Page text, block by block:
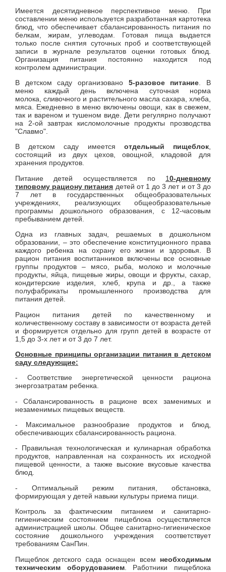
Имеется десятидневное перспективное меню. При
составлении меню используется разработанная картотека
блюд, что обеспечивает сбалансированность питания по
белкам, жирам, углеводам. Готовая пища выдается
только после снятия суточных проб и соответствующей
записи в журнале результатов оценки готовых блюд.
Организация питания постоянно находится под
контролем администрации.
В детском саду организовано 5-разовое питание . В
меню каждый день включена суточная норма
молока,сливочного и растительного масла сахара, хлеба,
мяса. Ежедневно в меню включены овощи, как в свежем,
так и вареном и тушеном виде. Дети регулярно получают
на 2-ой завтрак кисломолочные продукты прозводства
"Славмо".
В детском саду имеется отдельный пищеблок,
состоящий из двух цехов, овощной, кладовой для
хранения продуктов.
Питание детей осуществляется по 10-дневному
типовому рациону питания детей от 1 до 3 лет и от 3 до
7 лет в государственных общеобразовательных
учреждениях, реализующих общеобразовательные
программы дошкольного образования, с 12-часовым
пребыванием детей.
Одна из главных задач, решаемых в дошкольном
образовании, – это обеспечение конституционного права
каждого ребенка на охрану его жизни и здоровья. В
рацион питания воспитанников включены все основные
группы продуктов – мясо, рыба, молоко и молочные
продукты, яйца, пищевые жиры, овощи и фрукты, сахар,
кондитерские изделия, хлеб, крупа и др., а также
полуфабрикаты промышленного производства для
питания детей.
Рацион питания детей по качественному и
количественному составу в зависимости от возраста детей
и формируется отдельно для групп детей в возрасте от
1,5 до 3-х лет и от 3 до 7 лет.
Основные принципы организации питания в детском
саду следующие:
- Соответствие энергетической ценности рациона
энергозатратам ребенка.
- Сбалансированность в рационе всех заменимых и
незаменимых пищевых веществ.
- Максимальное разнообразие продуктов и блюд,
обеспечивающих сбалансированность рациона.
- Правильная технологическая и кулинарная обработка
продуктов, направленная на сохранность их исходной
пищевой ценности, а также высокие вкусовые качества
блюд.
- Оптимальный режим питания, обстановка,
формирующая у детей навыки культуры приема пищи.
Контроль за фактическим питанием и санитарно-
гигиеническим состоянием пищеблока осуществляется
администрацией школы. Общее санитарно-гигиеническое
состояние дошкольного учреждения соответствует
требованиям СанПин.
Пищеблок детского сада оснащен всем необходимым
техническим оборудованием. Работники пищеблока